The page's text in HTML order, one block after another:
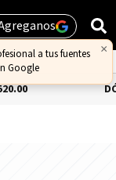
×
a tus fuentes
Google
DÓLAR